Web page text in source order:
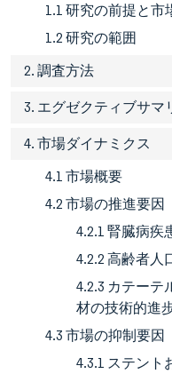
1.1 研究の前提と市
1.2 研究の範囲
2. 調査方法
3. エグゼクティブサマ
4. 市場ダイナミクス
4.1 市場概要
4.2 市場の推進要因
4.2.1 腎臓病疾
4.2.2 高齢者人
4.2.3 カテーテ
材の技術的進
4.3 市場の抑制要因
4.3.1 ステント